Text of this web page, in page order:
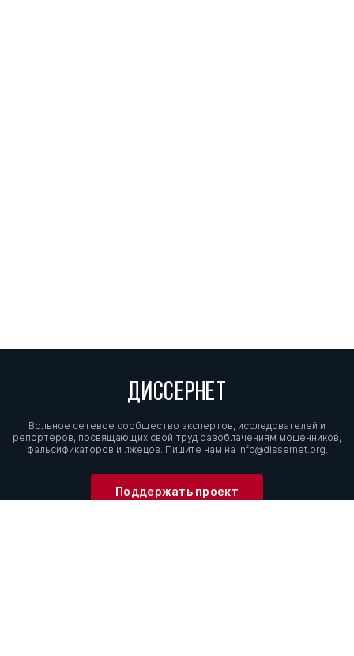
ДИССЕРНЕТ
Вольное сетевое сообщество экспертов, исследователей и
репортеров, посвящающих свой труд разоблачениям мошенников,
фальсификаторов и лжецов. Пишите нам на info@dissernet.org.
Поддержать проект